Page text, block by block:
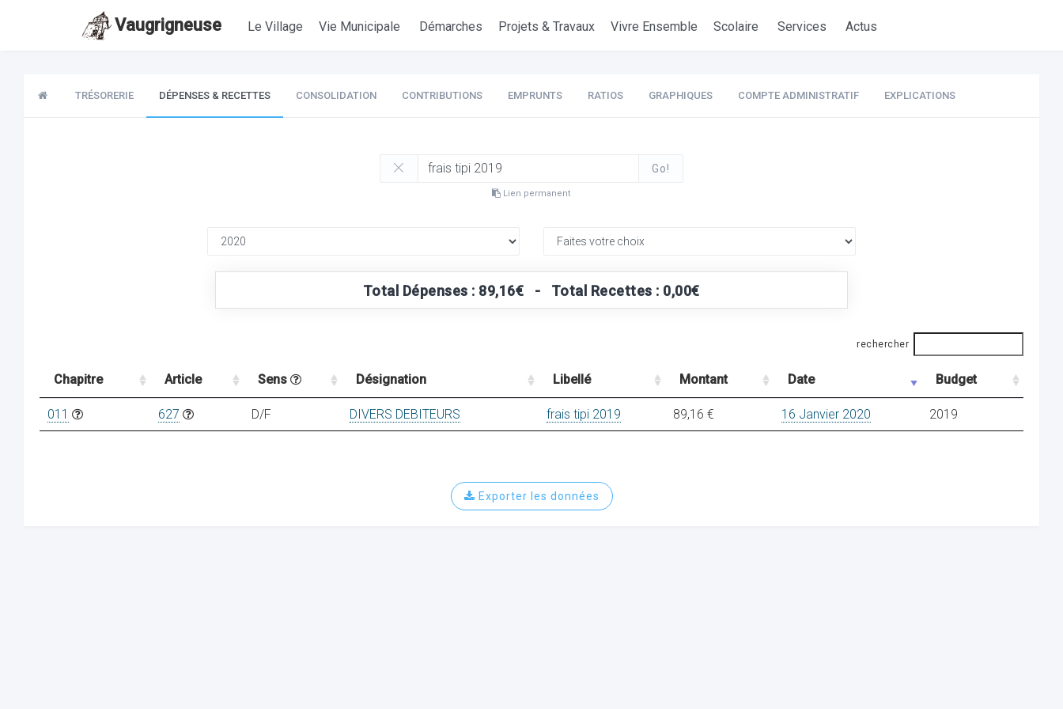
Vaugrigneuse Le Village Vie Municipale Démarches Projets & Travaux Vivre Ensemble Scolaire Services Actus
TRÉSORERIE DÉPENSES & RECETTES CONSOLIDATION CONTRIBUTIONS EMPRUNTS RATIOS GRAPHIQUES COMPTE ADMINISTRATIF EXPLICATIONS
Go!
Lien permanent
Total Dépenses : 89,16€ - Total Recettes : 0,00€
rechercher
Chapitre Article Sens Désignation Libellé Montant Date Budget
011 627 D/F DIVERS DEBITEURS frais tipi 2019 89,16 € 16 Janvier 2020 2019
Exporter les données